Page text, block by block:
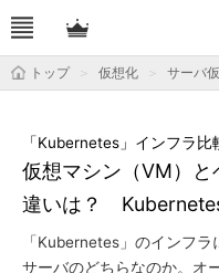
トップ 仮想化 サーバ
仮想マシン（VM）
違いは？
「Kubernetes」インフラ
「Kubernetes」のインフ
サーバのどちらなのか。オ